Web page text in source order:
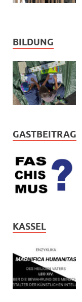
BILDUNG
GASTBEITRAG
KASSEL